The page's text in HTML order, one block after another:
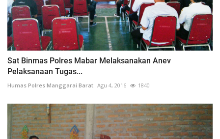
Sat Binmas Polres Mabar Melaksanakan Anev
Pelaksanaan Tugas...
Humas Polres Manggarai Barat Agu 4, 2016 1840